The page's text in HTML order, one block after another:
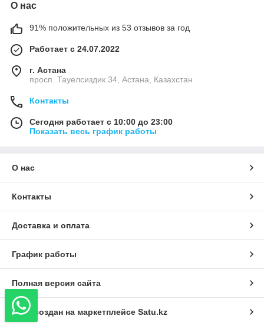
О нас
91% положительных из 53 отзывов за год
Работает с 24.07.2022
г. Астана
просп. Тауелсиздик 34, Астана, Казахстан
Контакты
Сегодня работает с 10:00 до 23:00
Показать весь график работы
О нас
Контакты
Доставка и оплата
График работы
Полная версия сайта
Сайт создан на маркетплейсе Satu.kz